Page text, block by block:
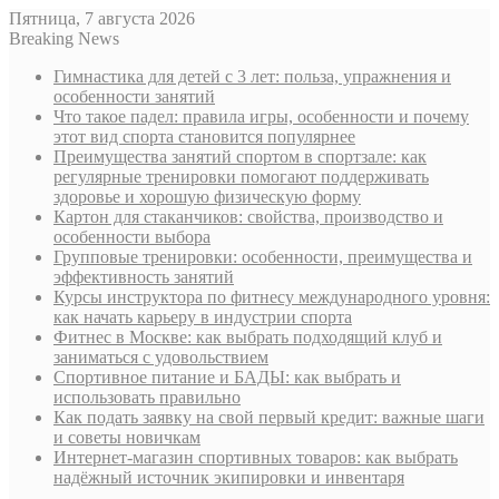
Пятница, 7 августа 2026
Breaking News
Гимнастика для детей с 3 лет: польза, упражнения и
особенности занятий
Что такое падел: правила игры, особенности и почему
этот вид спорта становится популярнее
Преимущества занятий спортом в спортзале: как
регулярные тренировки помогают поддерживать
здоровье и хорошую физическую форму
Картон для стаканчиков: свойства, производство и
особенности выбора
Групповые тренировки: особенности, преимущества и
эффективность занятий
Курсы инструктора по фитнесу международного уровня:
как начать карьеру в индустрии спорта
Фитнес в Москве: как выбрать подходящий клуб и
заниматься с удовольствием
Спортивное питание и БАДЫ: как выбрать и
использовать правильно
Как подать заявку на свой первый кредит: важные шаги
и советы новичкам
Интернет-магазин спортивных товаров: как выбрать
надёжный источник экипировки и инвентаря